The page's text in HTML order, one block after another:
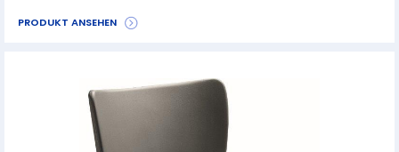
PRODUKT ANSEHEN